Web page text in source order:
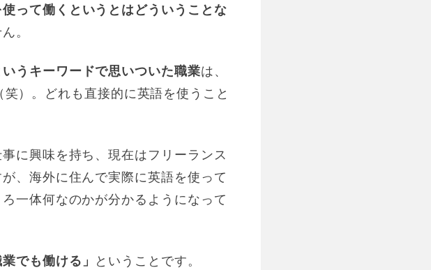
って働くというとはどういうことな
。
うキーワードで思いついた職業は、
）。どれも直接的に英語を使うこと
に興味を持ち、現在はフリーランス
、海外に住んで実際に英語を使って
一体何なのかが分かるようになって
でも働ける」 ということです。